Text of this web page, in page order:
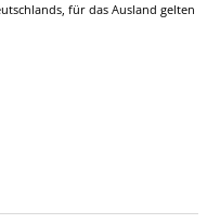
für das Ausland gelten